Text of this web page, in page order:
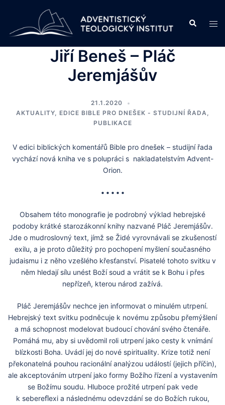
content
Search
Jiří Beneš – Pláč
Jeremjášův
21.1.2020
AKTUALITY, EDICE BIBLE PRO DNEŠEK - STUDIJNÍ ŘADA,
PUBLIKACE
V edici biblických komentářů Bible pro dnešek – studijní řada
vychází nová kniha ve s polupráci s nakladatelstvím Advent-
Orion.
• • • • •
Obsahem této monografie je podrobný výklad hebrejské
podoby krátké starozákonní knihy nazvané Pláč Jeremjášův.
Jde o mudroslovný text, jímž se Židé vyrovnávali se zkušeností
exilu, a je proto důležitý pro pochopení myšlení současného
judaismu i z něho vzešlého křesťanství. Pisatelé tohoto svitku v
něm hledají sílu unést Boží soud a vrátit se k Bohu i přes
nepřízeň, kterou národ zažívá.
Pláč Jeremjášův nechce jen informovat o minulém utrpení.
Hebrejský text svitku podněcuje k novému způsobu přemýšlení
a má schopnost modelovat budoucí chování svého čtenáře.
Pomáhá mu, aby si uvědomil roli utrpení jako cesty k vnímání
blízkosti Boha. Uvádí jej do nové spirituality. Krize totiž není
překonatelná pouhou racionální analýzou událostí (jejich příčin),
ale akceptováním utrpení jako formy Božího řízení a vystavením
se Božímu soudu. Hluboce prožité utrpení pak vede
k sebereﬂexi a následnému odevzdání se do Božích rukou,